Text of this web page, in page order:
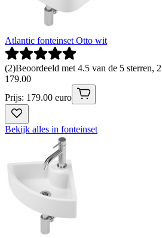
Atlantic fonteinset Otto wit
(2)Beoordeeld met 4.5 van de 5 sterren,
179.00
Prijs: 179.00 euro
Bekijk alles in fonteinset